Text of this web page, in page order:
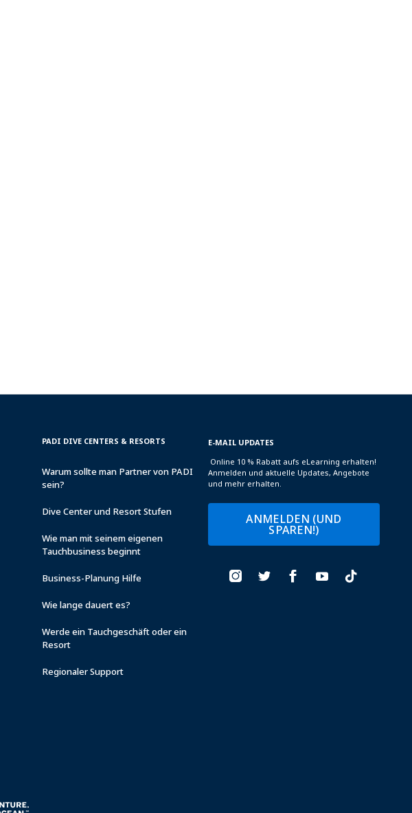
E-MAIL UPDATES
Online 10 % Rabatt aufs eLearning erhalten!
Anmelden und aktuelle Updates, Angebote
und mehr erhalten.
ANMELDEN (UND
SPAREN!)
PADI
&
RESORTS
PADI DIVE CENTERS & RESORTS
Warum sollte man Partner von PADI
sein?
Dive Center und Resort Stufen
Wie man mit seinem eigenen
Tauchbusiness beginnt
Business-Planung Hilfe
Wie lange dauert es?
Werde ein Tauchgeschäft oder ein
Resort
Regionaler Support